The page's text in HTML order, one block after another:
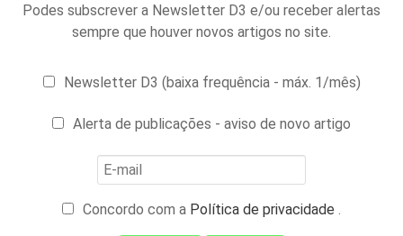
Podes subscrever a Newsletter D3 e/ou receber alertas
sempre que houver novos artigos no site.
Newsletter D3 (baixa frequência - máx. 1/mês)
Alerta de publicações - aviso de novo artigo
Concordo com a Política de privacidade .